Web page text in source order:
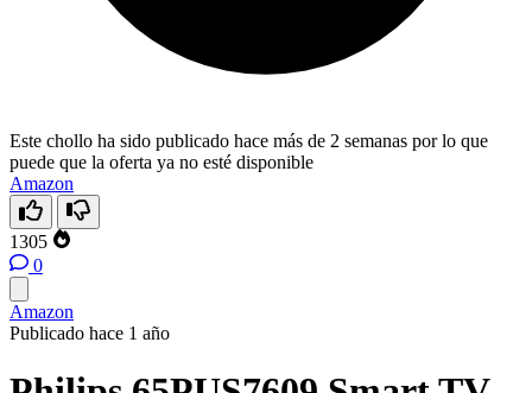
Este chollo ha sido publicado hace más de 2 semanas por lo que
puede que la oferta ya no esté disponible
Amazon
1305
0
Amazon
Publicado hace 1 año